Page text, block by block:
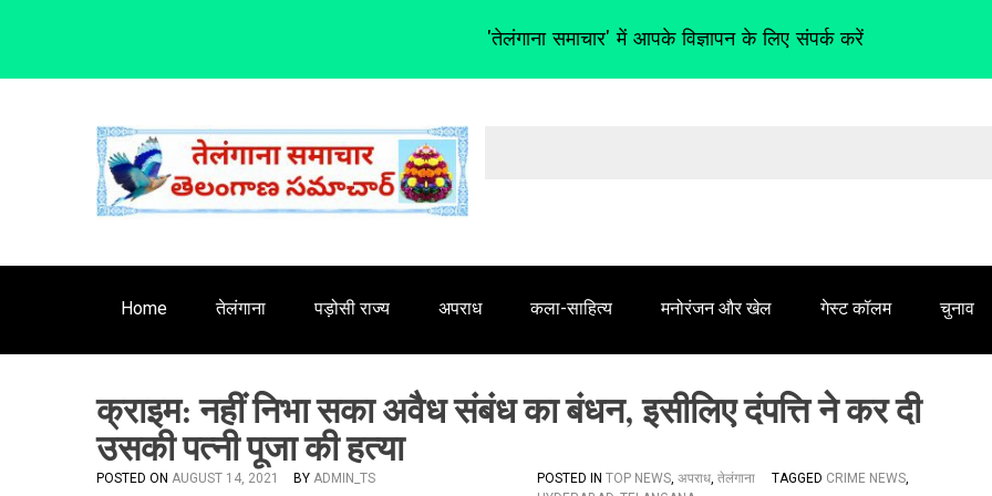
e
Home तेलंगाना पड़ोसी राज्य अपराध कला-साहित्य मनोरंजन और खेल गेस्ट कॉलम चुनाव
क्राइम: नहीं निभा सका अवैध संबंध का बंधन, इसीलिए दंपत्ति ने कर दी
उसकी पत्नी पूजा की हत्या
POSTED ON AUGUST 14, 2021 BY ADMIN_TS POSTED IN TOP NEWS, अपराध, तेलंगाना TAGGED CRIME NEWS,
'तेलंगाना समाचार' में आपके विज्ञापन के लिए संपर्क करें